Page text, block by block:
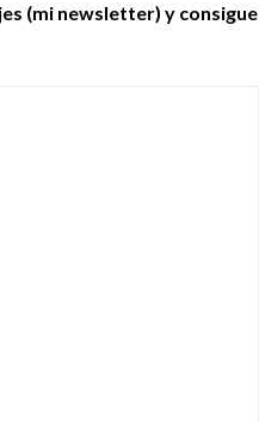
(mi newsletter) y consigue